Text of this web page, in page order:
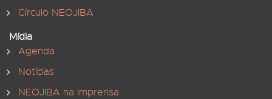
Círculo NEOJIBA
Mídia
Agenda
Notícias
NEOJIBA na imprensa